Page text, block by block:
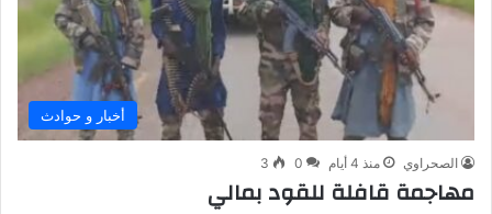
أخبار و حوادث
الصحراوي منذ 4 أيام 0
3
مهاجمة قافلة للقود بمالي